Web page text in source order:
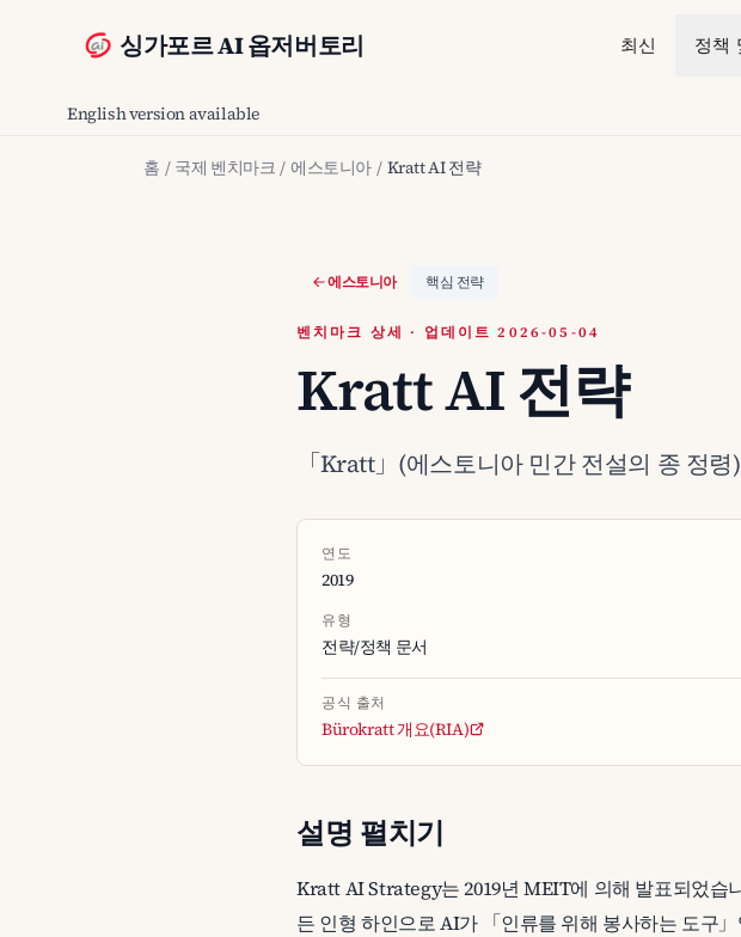
싱가포르 AI 옵저버토리 최신 정책
English version available
홈 / 국제 벤치마크 / 에스토니아 / Kratt AI 전략
에스토니아 핵심 전략
벤치마크 상세 · 업데이트 2026-05-04
Kratt AI 전략
「Kratt」(에스토니아 민간 전설의 종 정
연도
2019
유형
전략/정책 문서
공식 출처
Bürokratt 개요(RIA)
설명 펼치기
Kratt AI Strategy는 2019년 MEIT에 의해 발표되었
든 인형 하인으로 AI가 「인류를 위해 봉사하는 도구